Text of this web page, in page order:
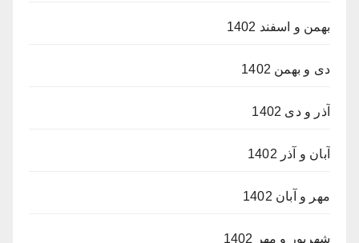
بهمن و اسفند 1402
دی و بهمن 1402
آذر و دی 1402
آبان و آذر 1402
مهر و آبان 1402
شهریور و مهر 1402